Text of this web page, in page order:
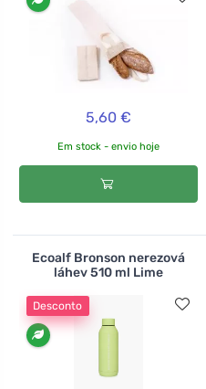
5,60 €
Em stock - envio hoje
Ecoalf Bronson nerezová
láhev 510 ml Lime
Desconto